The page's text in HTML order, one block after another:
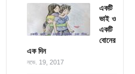
একটি
ভাই ও
একটি
বোনের
এক দিন
নভে. 19, 2017